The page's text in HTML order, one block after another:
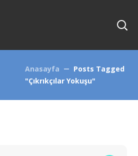
Anasayfa
Posts Tagged
"Çıkrıkçılar Yokuşu"